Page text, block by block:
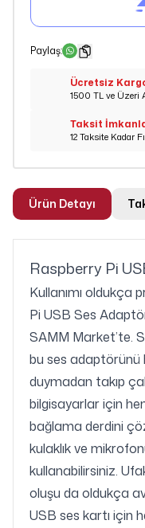
Paylaş:
Ücretsiz
1500 TL ve Üzeri
Taksit
12 Taksite Kadar
Ürün Detayı
Raspberry Pi
Kullanımı oldukça
Pi USB Ses
SAMM Market’te.
bu ses adaptörünü
duymadan takıp
bilgisayarlar için
bağlama derdini
kulaklık ve
kullanabilirsiniz.
oluşu da oldukça
USB ses kartı için